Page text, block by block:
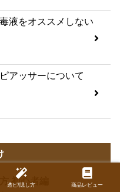
液をオススメしない
アッサーについて
初心者編
透ピ/隠し方 商品レビュー